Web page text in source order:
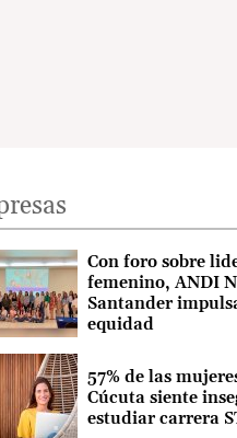
Con foro sobre
femenino, ANDI
Santander
equidad
57% de las
Cúcuta siente
estudiar carrera